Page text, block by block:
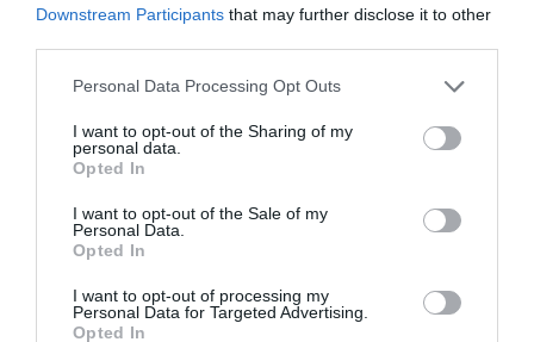
Downstream Participants that may further disclose it to other
Please note that this website/app uses one or more Google
not limited to your visit or usage behaviour. You may click to
grant or deny consent to Google and its third-party tags to
use your data for below specified purposes in below Google
consent section.
Personal Data Processing Opt Outs
I want to opt-out of the Sharing of my
personal data.
Opted In
I want to opt-out of the Sale of my
Personal Data.
Opted In
I want to opt-out of processing my
Personal Data for Targeted Advertising.
Opted In